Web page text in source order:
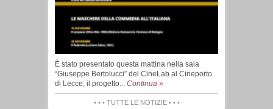
È stato presentato questa mattina nella sala
“Giuseppe Bertolucci” del CineLab al Cineporto
di Lecce, il progetto... Continua »
• • • TUTTE LE NOTIZIE • • •